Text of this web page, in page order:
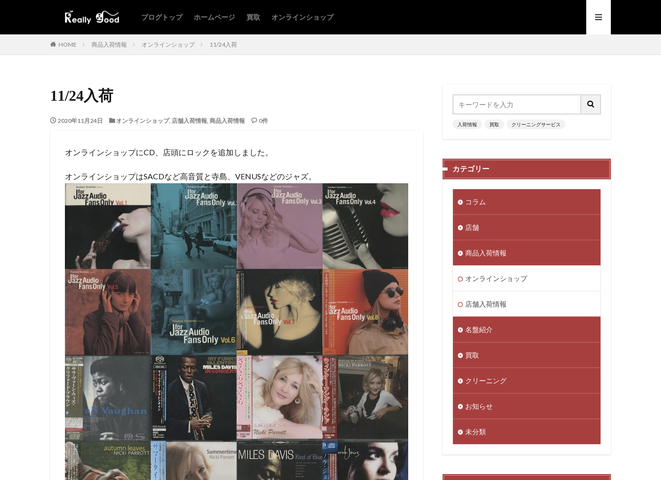
ブログトップ ホームページ 買取 オンラインショップ
HOME 商品入荷情報 オンラインショップ 11/24入荷
11/24入荷
2020年11月24日 オンラインショップ, 店舗入荷情報, 商品入荷情報 0件
オンラインショップにCD、店頭にロックを追加しました。
オンラインショップはSACDなど高音質と寺島、VENUSなどのジャズ。
入荷情報 買取 クリーニングサービス
カテゴリー
コラム
店舗
商品入荷情報
オンラインショップ
店舗入荷情報
名盤紹介
買取
クリーニング
お知らせ
未分類